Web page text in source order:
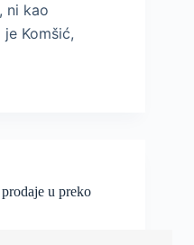
ni kao
Komšić,
u preko